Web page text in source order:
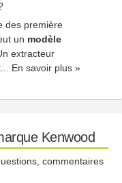
des première
un modèle
extracteur
En savoir plus »
Kenwood
commentaires